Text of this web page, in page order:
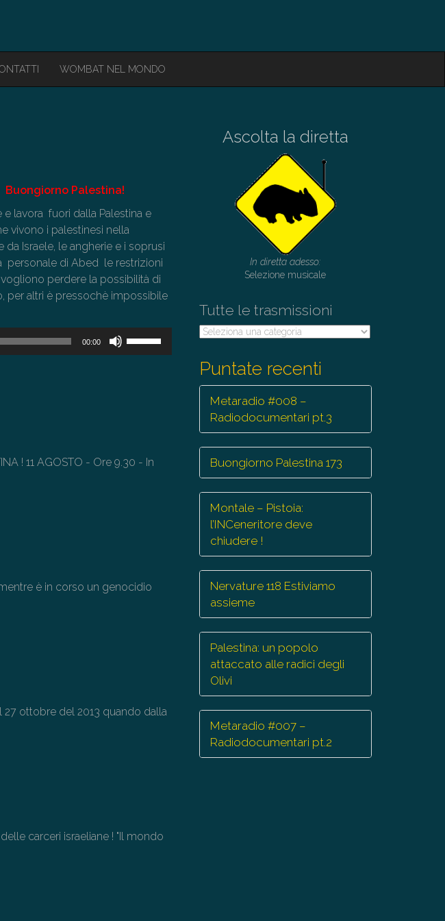
WOMBAT NEL MONDO
Buongiorno Palestina!
lavora fuori dalla Palestina e
vivono i palestinesi nella
Israele, le angherie e i soprusi
personale di Abed le restrizioni
perdere la possibilità di
per altri è pressochè impossibile
00:00
diminuire
! 11 AGOSTO - Ore 9.30 - In
è in corso un genocidio
27 ottobre del 2013 quando dalla
carceri israeliane ! "Il mondo
Ascolta la diretta
In diretta adesso:
Selezione musicale
Tutte le trasmissioni
Tutte
Puntate recenti
Metaradio #008 –
Radiodocumentari pt.3
Buongiorno Palestina 173
Montale – Pistoia:
l’INCeneritore deve
chiudere !
Nervature 118 Estiviamo
assieme
Palestina: un popolo
attaccato alle radici degli
Olivi
Metaradio #007 –
Radiodocumentari pt.2